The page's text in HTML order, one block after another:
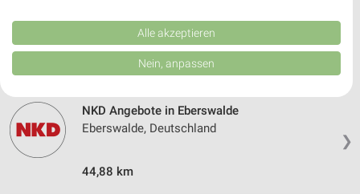
Wriezen, Deutschland
❯
NKD Angebote in Eberswalde
Eberswalde, Deutschland
44,88 km
Kombinationen von Daten aus verschiedenen Quellen. Entwicklung und
Verbesserung der Angebote. Verwendung reduzierter Daten zur Auswahl
von Inhalten.
Daten können außerhalb der Europäischen Union weitergegeben und in die
Website/App.
Partnerliste anzeigen (1 IAB-Anbieter)
Wir nutzen Ihre Daten für folgende Zwecke:
IAB-Verarbeitungszwecke:
Alle akzeptieren
Nein, anpassen